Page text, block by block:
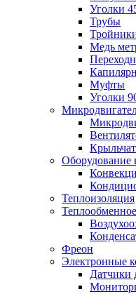
Уголки
Трубы
Медь
Муфты
Уголки
Оборудование
Теплоизоляция
Фреон
Электронные
Датчики